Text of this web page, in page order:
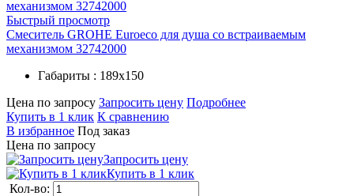
Быстрый просмотр
Смеситель GROHE Euroeco для душа со встраиваемым
механизмом 32742000
Габариты : 189х150
Цена по запросу Запросить цену Подробнее
Купить в 1 клик К сравнению
В избранное Под заказ
Цена по запросу
Запросить цену
Купить в 1 клик
Кол-во: